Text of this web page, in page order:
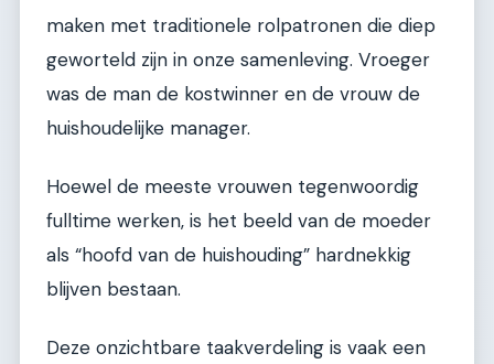
maken met traditionele rolpatronen die diep
geworteld zijn in onze samenleving. Vroeger
was de man de kostwinner en de vrouw de
huishoudelijke manager.
Hoewel de meeste vrouwen tegenwoordig
fulltime werken, is het beeld van de moeder
als “hoofd van de huishouding” hardnekkig
blijven bestaan.
Deze onzichtbare taakverdeling is vaak een